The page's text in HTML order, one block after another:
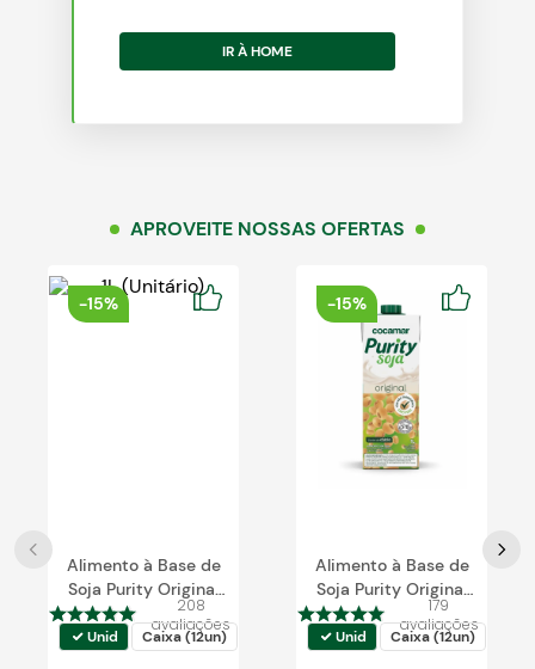
IR À HOME
APROVEITE NOSSAS OFERTAS
-15%
Alimento à Base de
Soja Purity Original
Zero 1L
208
avaliações
Unid Caixa (12un)
-15%
Alimento à Base de
Soja Purity Original
1L
179
avaliações
Unid Caixa (12un)